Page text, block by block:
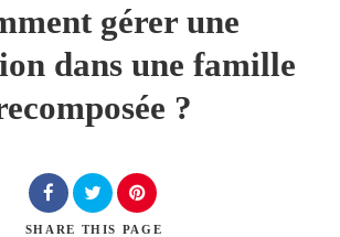
gérer une
dans une famille
?
SHARE THIS PAGE